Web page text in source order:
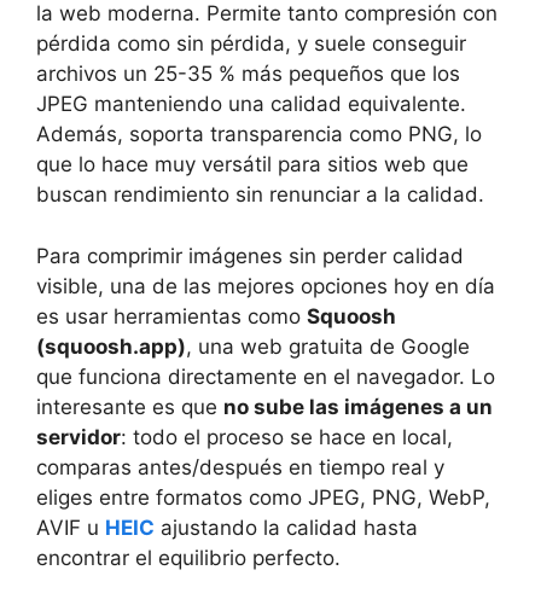
la web moderna. Permite tanto compresión con
pérdida como sin pérdida, y suele conseguir
archivos un 25-35 % más pequeños que los
JPEG manteniendo una calidad equivalente.
Además, soporta transparencia como PNG, lo
que lo hace muy versátil para sitios web que
buscan rendimiento sin renunciar a la calidad.
Para comprimir imágenes sin perder calidad
visible, una de las mejores opciones hoy en día
es usar herramientas como Squoosh
(squoosh.app), una web gratuita de Google
que funciona directamente en el navegador. Lo
interesante es que no sube las imágenes a un
servidor: todo el proceso se hace en local,
comparas antes/después en tiempo real y
eliges entre formatos como JPEG, PNG, WebP,
AVIF u HEIC ajustando la calidad hasta
encontrar el equilibrio perfecto.